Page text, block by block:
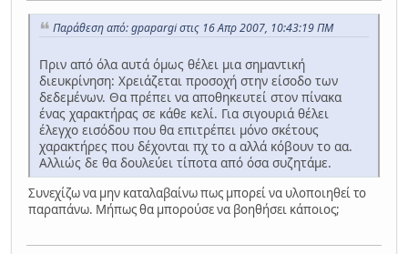
Παράθεση από: gpapargi στις 16 Απρ 2007, 10:43:19 ΠΜ
Πριν από όλα αυτά όμως θέλει μια σημαντική
διευκρίνηση: Χρειάζεται προσοχή στην είσοδο των
δεδεμένων. Θα πρέπει να αποθηκευτεί στον πίνακα
ένας χαρακτήρας σε κάθε κελί. Για σιγουριά θέλει
έλεγχο εισόδου που θα επιτρέπει μόνο σκέτους
χαρακτήρες που δέχονται πχ το α αλλά κόβουν το αα.
Αλλιώς δε θα δουλεύει τίποτα από όσα συζητάμε.
Συνεχίζω να μην καταλαβαίνω πως μπορεί να υλοποιηθεί το
παραπάνω. Μήπως θα μπορούσε να βοηθήσει κάποιος;